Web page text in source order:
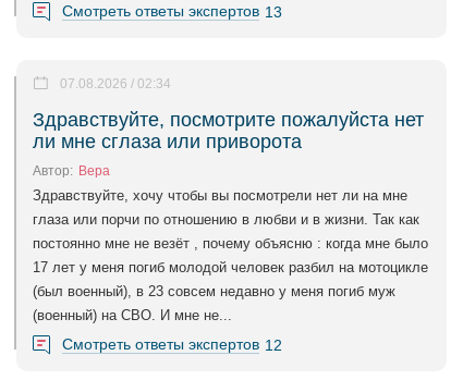
Смотреть ответы экспертов 13
Здравствуйте, посмотрите пожалуйста нет
ли мне сглаза или приворота
07.08.2026 / 02:34
Автор: Вера
Здравствуйте, хочу чтобы вы посмотрели нет ли на мне
глаза или порчи по отношению в любви и в жизни. Так как
постоянно мне не везёт , почему объясню : когда мне было
17 лет у меня погиб молодой человек разбил на мотоцикле
(был военный), в 23 совсем недавно у меня погиб муж
(военный) на СВО. И мне не...
Смотреть ответы экспертов 12